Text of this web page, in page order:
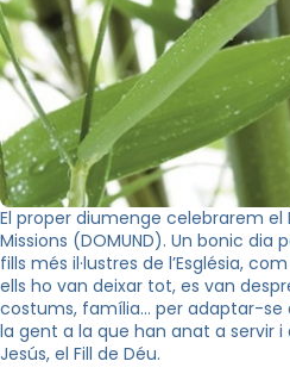
El proper diumenge celebrarem el
Missions (DOMUND). Un bonic dia
fills més il·lustres de l’Església,
ells ho van deixar tot, es van
costums, família… per adaptar-se
la gent a la que han anat a servir
Jesús, el Fill de Déu.